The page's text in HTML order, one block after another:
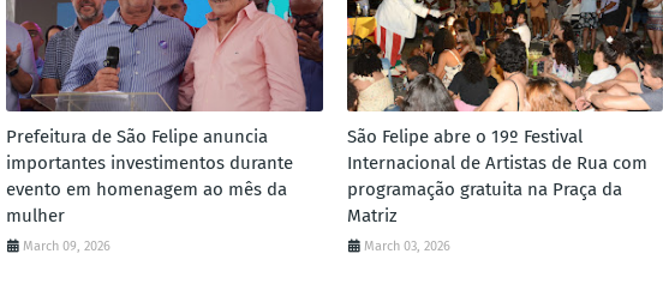
Prefeitura de São Felipe anuncia
importantes investimentos durante
evento em homenagem ao mês da
mulher
March 09, 2026
São Felipe abre o 19º Festival
Internacional de Artistas de Rua com
programação gratuita na Praça da
Matriz
March 03, 2026